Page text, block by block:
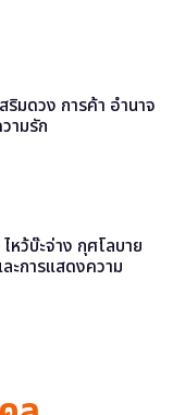
ริมดวง การค้า อำนาจ
ามรัก
หว้บ๊ะจ่าง กุศโลบาย
ะการแสดงความ